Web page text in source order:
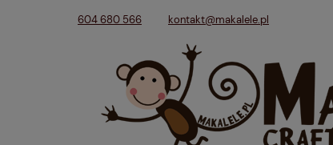
604 680 566 kontakt@makalele.pl